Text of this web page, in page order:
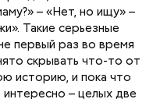
– «Нет, но ищу» –
Такие серьезные
первый раз во время
скрывать что-то от
историю, и пока что
– целых две